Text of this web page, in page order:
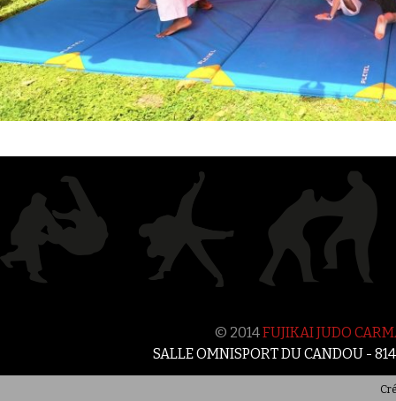
© 2014FUJIKAI JUDO
SALLE OMNISPORT DU CANDOU -